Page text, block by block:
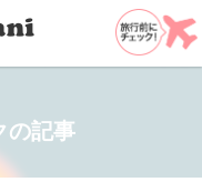
の記事